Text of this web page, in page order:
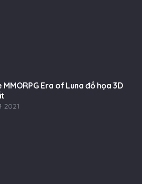
MMORPG Era of Luna đồ họa 3D
2021